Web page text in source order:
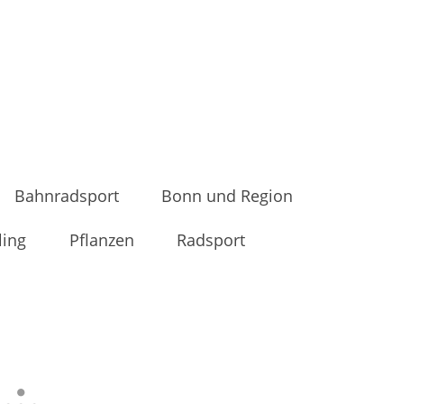
Bahnradsport Bonn und Region
Pflanzen Radsport